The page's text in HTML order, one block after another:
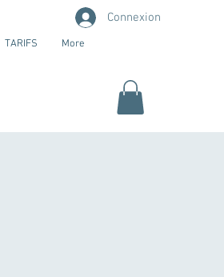
TARIFS More
Connexion